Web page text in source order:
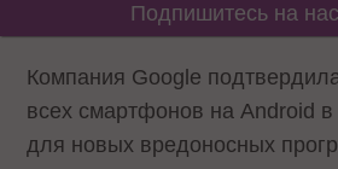
Подпишитесь на
Компания Google
всех смартфонов на Android
для новых вредоносных